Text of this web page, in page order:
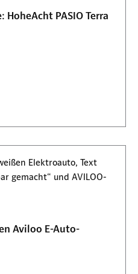
PASIO Terra
Aviloo E-Auto-